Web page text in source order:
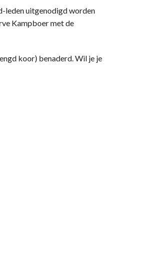
leden uitgenodigd worden
Kampboer met de
koor) benaderd. Wil je je